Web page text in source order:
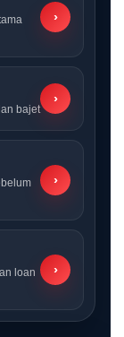
›
bajet
›
›
loan
›